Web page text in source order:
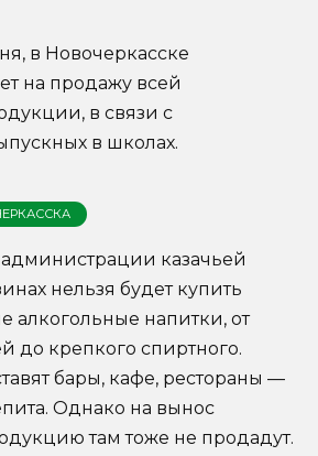
в Новочеркасске
на продажу всей
в связи с
в школах.
казачьей
нельзя будет купить
алкогольные напитки, от
до крепкого спиртного.
бары, кафе, рестораны —
Однако на вынос
там тоже не продадут.